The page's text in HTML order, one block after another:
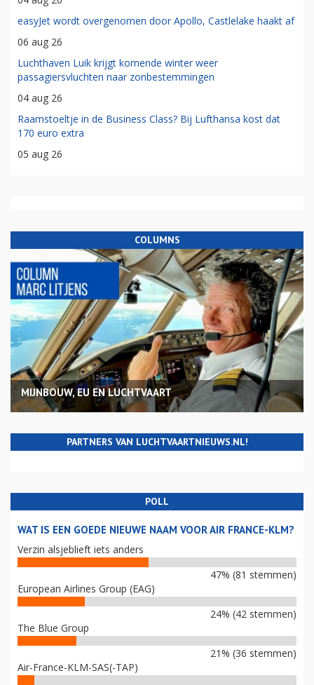
easyJet wordt overgenomen door Apollo, Castlelake haakt af
06 aug 26
Luchthaven Luik krijgt komende winter weer
passagiersvluchten naar zonbestemmingen
04 aug 26
Raamstoeltje in de Business Class? Bij Lufthansa kost dat
170 euro extra
05 aug 26
COLUMNS
MIJNBOUW, EU EN LUCHTVAART
PARTNERS VAN LUCHTVAARTNIEUWS.NL!
POLL
WAT IS EEN GOEDE NIEUWE NAAM VOOR AIR FRANCE-KLM?
Verzin alsjeblieft iets anders
47% (81 stemmen)
European Airlines Group (EAG)
24% (42 stemmen)
The Blue Group
21% (36 stemmen)
Air-France-KLM-SAS(-TAP)